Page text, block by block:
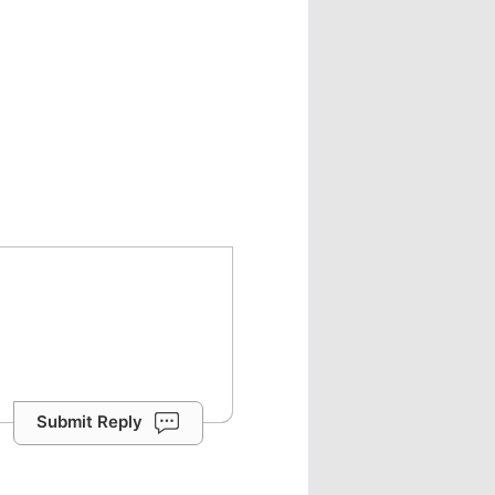
Submit Reply